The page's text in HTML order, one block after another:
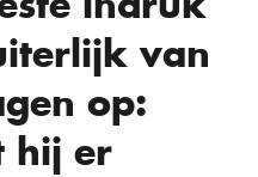
van
op:
hij er